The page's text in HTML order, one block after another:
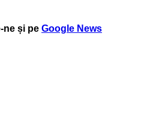
ne și pe Google News